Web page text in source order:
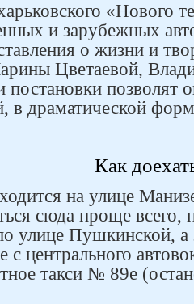
«Нового
и зарубежных
о жизни и
Цветаевой,
позволят
в драматической
Как
на улице
сюда проще всего,
улице Пушкинской, а
с центрального
такси № 89е